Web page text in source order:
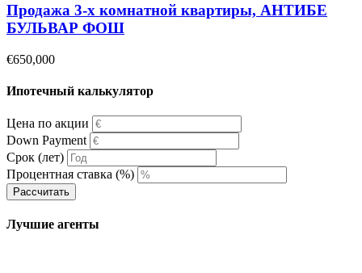
Продажа 3-х комнатной квартиры, АНТИБЕ
БУЛЬВАР ФОШ
€650,000
Ипотечный калькулятор
Цена по акции
Down Payment
Срок (лет)
Процентная ставка (%)
Рассчитать
Лучшие агенты